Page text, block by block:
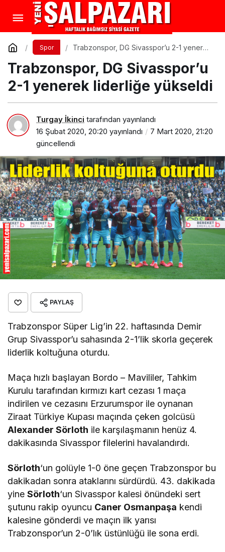
Spor
Trabzonspor, DG Sivasspor’u 2-1 yenerek
Trabzonspor, DG Sivasspor’u
2-1 yenerek liderliğe yükseldi
Turgay İkinci tarafından yayınlandı
16 Şubat 2020, 20:20 yayınlandı
7 Mart 2020, 21:20
güncellendi
PAYLAŞ
Trabzonspor Süper Lig’in 22. haftasında Demir
Grup Sivasspor’u sahasında 2-1’lik skorla geçerek
liderlik koltuğuna oturdu.
Maça hızlı başlayan Bordo – Mavililer, Tahkim
Kurulu tarafından kırmızı kart cezası 1 maça
indirilen ve cezasını Erzurumspor ile oynanan
Ziraat Türkiye Kupası maçında çeken golcüsü
Alexander Sörloth ile karşılaşmanın henüz 4.
dakikasında Sivasspor filelerini havalandırdı.
Sörloth‘un golüyle 1-0 öne geçen Trabzonspor bu
dakikadan sonra ataklarını sürdürdü. 43. dakikada
yineSörloth‘un Sivasspor kalesi önündeki sert
şutunu rakip oyuncu Caner Osmanpaşa kendi
kalesine gönderdi ve maçın ilk yarısı
Trabzonspor’un 2-0’lık üstünlüğü ile sona erdi.